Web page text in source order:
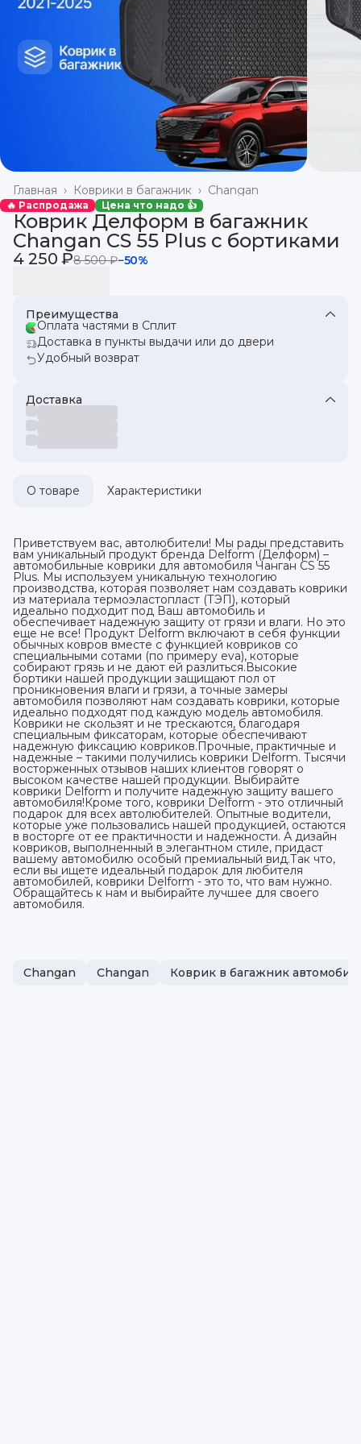
Changan
Коврики в багажник ›
Главная ›
🔥 Распродажа Цена что надо 👍
Коврик Делформ в багажник
Changan CS 55 Plus с бортиками
4 250 ₽8 500 ₽−50%
Преимущества
Оплата частями в Сплит
Доставка в пункты выдачи или до двери
Удобный возврат
Доставка
О товаре Характеристики
Приветствуем вас, автолюбители! Мы рады представить
вам уникальный продукт бренда Delform (Делформ) –
автомобильные коврики для автомобиля Чанган CS 55
Plus. Мы используем уникальную технологию
производства, которая позволяет нам создавать коврики
из материала термоэластопласт (ТЭП), который
идеально подходит под Ваш автомобиль и
обеспечивает надежную защиту от грязи и влаги. Но это
еще не все! Продукт Delform включают в себя функции
обычных ковров вместе с функцией ковриков со
специальными сотами (по примеру eva), которые
собирают грязь и не дают ей разлиться.Высокие
бортики нашей продукции защищают пол от
проникновения влаги и грязи, а точные замеры
автомобиля позволяют нам создавать коврики, которые
идеально подходят под каждую модель автомобиля.
Коврики не скользят и не трескаются, благодаря
специальным фиксаторам, которые обеспечивают
надежную фиксацию ковриков.Прочные, практичные и
надежные – такими получились коврики Delform. Тысячи
восторженных отзывов наших клиентов говорят о
высоком качестве нашей продукции. Выбирайте
коврики Delform и получите надежную защиту вашего
автомобиля!Кроме того, коврики Delform - это отличный
подарок для всех автолюбителей. Опытные водители,
которые уже пользовались нашей продукцией, остаются
в восторге от ее практичности и надежности. А дизайн
ковриков, выполненный в элегантном стиле, придаст
вашему автомобилю особый премиальный вид.Так что,
если вы ищете идеальный подарок для любителя
автомобилей, коврики Delform - это то, что вам нужно.
Обращайтесь к нам и выбирайте лучшее для своего
автомобиля.
Changan Changan